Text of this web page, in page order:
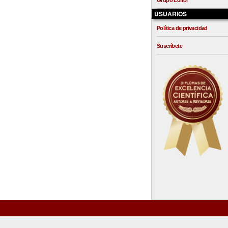
USUARIOS
Política de privacidad
Suscríbete